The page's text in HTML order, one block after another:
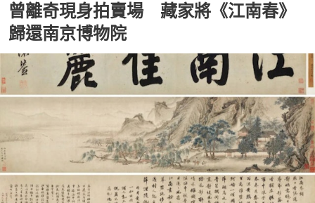
曾離奇現身拍賣場 藏家將《江南春》
歸還南京博物院